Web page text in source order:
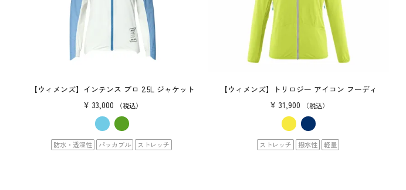
【ウィメンズ】インテンス プロ 2.5L ジャケット
¥ 33,000 税込
防水・透湿性 パッカブル ストレッチ
【ウィメンズ】トリロジー アイコン フーディ
¥ 31,900 税込
ストレッチ 撥水性 軽量